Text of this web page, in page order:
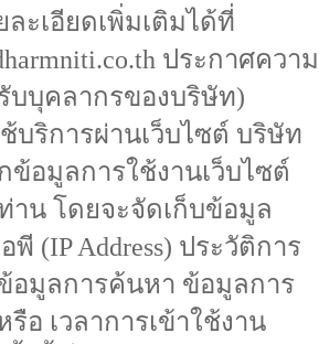
ะเอียดเพิ่มเติมได้ที่
ประกาศความ
บบุคลากรของบริษัท)
ริการผ่านเว็บไซต์ บริษัท
ข้อมูลการใช้งานเว็บไซต์
าน โดยจะจัดเก็บข้อมูล
(IP Address) ประวัติการ
อมูลการค้นหา ข้อมูลการ
รือ เวลาการเข้าใช้งาน